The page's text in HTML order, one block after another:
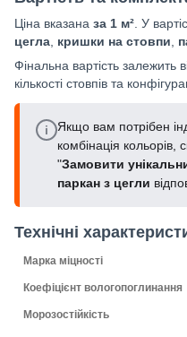
Ціна вказана за 1 м² . У
цегла кришки на стовпи
Фінальна вартість залежить
кількості стовпів та
i
Якщо вам потрібен
комбінація кольорів,
"Замовити
паркан з цегли
Технічні
Марка міцності
Коефіцієнт вологопоглинання
Морозостійкість